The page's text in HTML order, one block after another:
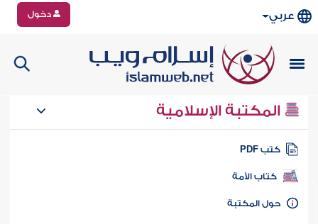
عربي دخول
المكتبة الإسلامية
كتب PDF
كتاب الأمة